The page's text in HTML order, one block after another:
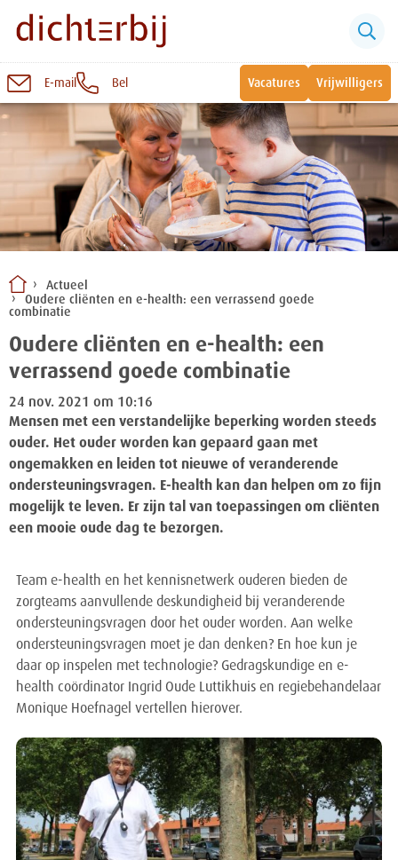
Naar
inhoud
E-mail Bel Vacatures Vrijwilligers
Actueel
Oudere cliënten en e-health: een verrassend goede
combinatie
Oudere cliënten en e-health: een
verrassend goede combinatie
24 nov. 2021 om 10:16
Mensen met een verstandelijke beperking worden steeds
ouder. Het ouder worden kan gepaard gaan met
ongemakken en leiden tot nieuwe of veranderende
ondersteuningsvragen. E-health kan dan helpen om zo fijn
mogelijk te leven. Er zijn tal van toepassingen om cliënten
een mooie oude dag te bezorgen.
Team e-health en het kennisnetwerk ouderen bieden de
zorgteams aanvullende deskundigheid bij veranderende
ondersteuningsvragen door het ouder worden. Aan welke
ondersteuningsvragen moet je dan denken? En hoe kun je
daar op inspelen met technologie? Gedragskundige en e-
health coördinator Ingrid Oude Luttikhuis en regiebehandelaar
Monique Hoefnagel vertellen hierover.
Sluiten
Snel naar:
Wonen bij Dichterbij
Vrije dagbestedingsplekken